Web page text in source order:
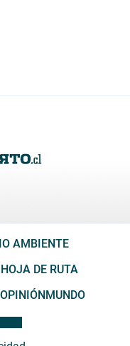
AMBIENTE
HOJA DE RUTA
OPINIÓNMUNDO